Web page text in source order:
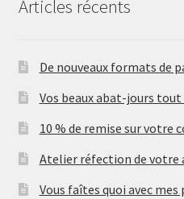
Articles récents
De nouveaux formats de
Vos beaux abat-jours tout
10 % de remise sur votre
Atelier réfection de votre
Vous faîtes quoi avec mes